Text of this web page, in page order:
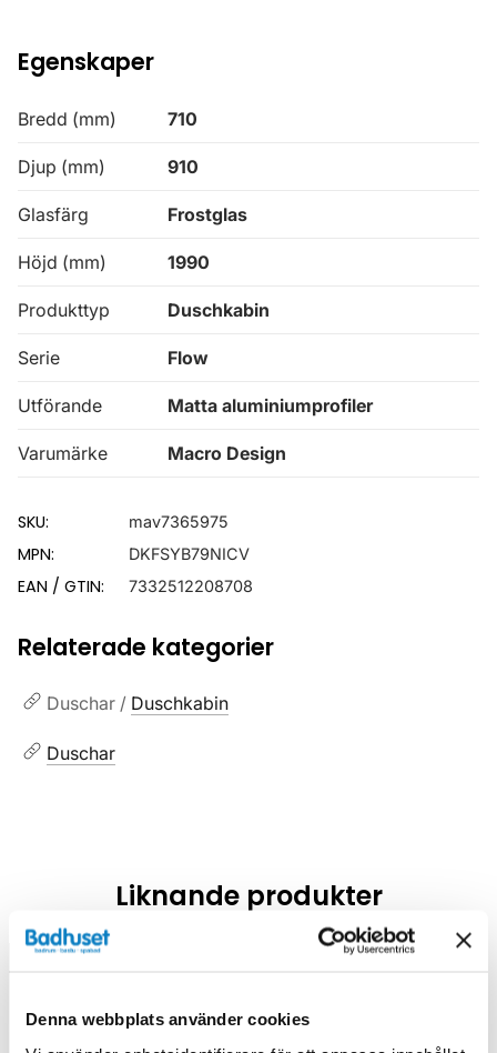
Denna webbplats använder cookies
Egenskaper
Bredd (mm) 710
Djup (mm) 910
Glasfärg Frostglas
Höjd (mm) 1990
Produkttyp Duschkabin
Serie Flow
Utförande Matta aluminiumprofiler
Varumärke Macro Design
SKU: mav7365975
MPN: DKFSYB79NICV
EAN / GTIN: 7332512208708
Relaterade kategorier
Duschar / Duschkabin
Duschar
Liknande produkter